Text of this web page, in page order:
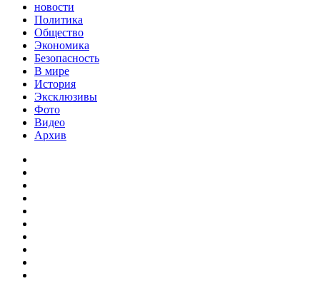
новости
Политика
Общество
Экономика
Безопасность
В мире
История
Эксклюзивы
Фото
Видео
Архив